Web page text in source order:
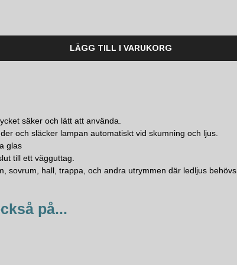
LÄGG TILL I VARUKORG
säker och lätt att använda.
och släcker lampan automatiskt vid skumning och ljus.
glas
till ett vägguttag.
sovrum, hall, trappa, och andra utrymmen där ledljus behövs.
på...